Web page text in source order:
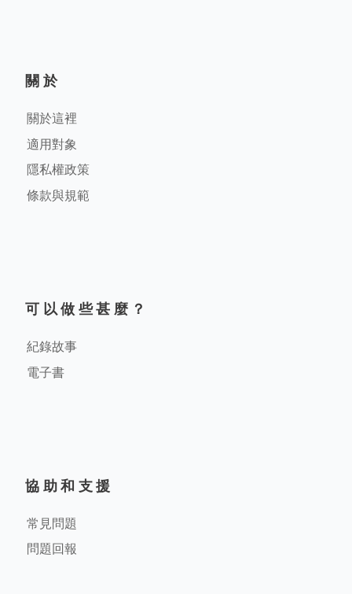
關於
關於這裡
適用對象
隱私權政策
條款與規範
可以做些甚麼？
紀錄故事
電子書
協助和支援
常見問題
問題回報